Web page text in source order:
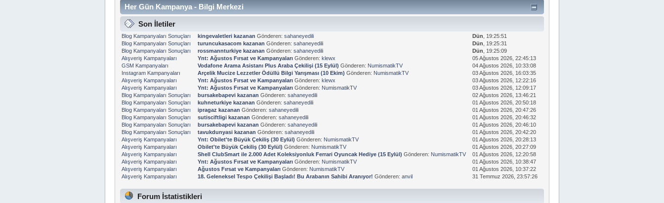
Her Gün Kampanya - Bilgi Merkezi
Son İletiler
Blog Kampanyaları Sonuçları kingevaletleri kazanan Gönderen: sahaneyedili Dün , 19:25:51
Blog Kampanyaları Sonuçları
turuncukasacom kazanan Gönderen: sahaneyedili Dün , 19:25:31
Blog Kampanyaları Sonuçları
rossmannturkiye kazanan Gönderen: sahaneyedili Dün , 19:25:09
Alışveriş Kampanyaları
Ynt: Ağustos Fırsat ve Kampanyaları Gönderen: klewx
05 Ağustos 2026, 22:45:13
GSM Kampanyaları
Vodafone Arama Asistanı Plus Araba Çekilişi (15 Eylül) Gönderen: NumismatikTV
04 Ağustos 2026, 10:33:08
Instagram Kampanyaları
Arçelik Mucize Lezzetler Ödüllü Bilgi Yarışması (10 Ekim) Gönderen: NumismatikTV
03 Ağustos 2026, 16:03:35
Alışveriş Kampanyaları
Ynt: Ağustos Fırsat ve Kampanyaları Gönderen: klewx
03 Ağustos 2026, 12:22:16
Alışveriş Kampanyaları
Ynt: Ağustos Fırsat ve Kampanyaları Gönderen: NumismatikTV
03 Ağustos 2026, 12:09:17
Blog Kampanyaları Sonuçları
bursakebapevi kazanan Gönderen: sahaneyedili
02 Ağustos 2026, 13:46:21
Blog Kampanyaları Sonuçları
kuhneturkiye kazanan Gönderen: sahaneyedili
01 Ağustos 2026, 20:50:18
Blog Kampanyaları Sonuçları
ipragaz kazanan Gönderen: sahaneyedili
01 Ağustos 2026, 20:47:26
Blog Kampanyaları Sonuçları
sutisciftligi kazanan Gönderen: sahaneyedili
01 Ağustos 2026, 20:46:32
Blog Kampanyaları Sonuçları
bursakebapevi kazanan Gönderen: sahaneyedili
01 Ağustos 2026, 20:46:10
Blog Kampanyaları Sonuçları
tavukdunyasi kazanan Gönderen: sahaneyedili
01 Ağustos 2026, 20:42:20
Alışveriş Kampanyaları
Ynt: Obilet'te Büyük Çekiliş (30 Eylül) Gönderen: NumismatikTV
01 Ağustos 2026, 20:28:13
Alışveriş Kampanyaları
Obilet'te Büyük Çekiliş (30 Eylül) Gönderen: NumismatikTV
01 Ağustos 2026, 20:27:09
Alışveriş Kampanyaları
Shell ClubSmart ile 2.000 Adet Koleksiyonluk Ferrari Oyuncak Hediye (15 Eylül) Gönderen: NumismatikTV
01 Ağustos 2026, 12:20:58
Alışveriş Kampanyaları
Ynt: Ağustos Fırsat ve Kampanyaları Gönderen: NumismatikTV
01 Ağustos 2026, 10:38:47
Alışveriş Kampanyaları
Ağustos Fırsat ve Kampanyaları Gönderen: NumismatikTV
01 Ağustos 2026, 10:37:22
Alışveriş Kampanyaları
18. Geleneksel Tespo Çekilişi Başladı! Bu Arabanın Sahibi Aranıyor! Gönderen: anvil 31 Temmuz 2026, 23:57:26
Forum İstatistikleri